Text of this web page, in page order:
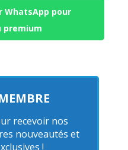
WhatsApp pour
premium
recevoir nos
nouveautés et
!